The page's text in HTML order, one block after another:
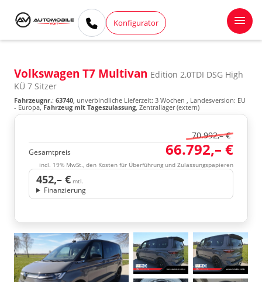
Konfigurator
Volkswagen T7 Multivan Edition 2,0TDI DSG High
KÜ 7 Sitzer
Fahrzeugnr.: 63740, unverbindliche Lieferzeit: 3 Wochen , Landesversion: EU
- Europa,Fahrzeug mit Tageszulassung, Zentrallager (extern)
70.992,– €
Gesamtpreis 66.792,– €
incl. 19% MwSt., den Kosten für Überführung und Zulassungspapieren
452,– € mtl.
Finanzierung